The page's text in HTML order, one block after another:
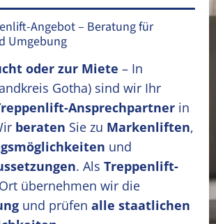
Angebot – Beratung für
Umgebung
oder zur Miete – In
Gotha) sind wir Ihr
Ansprechpartner in
beraten Sie zu Markenliften,
und
. Als Treppenlift-
übernehmen wir die
und prüfen alle staatlichen